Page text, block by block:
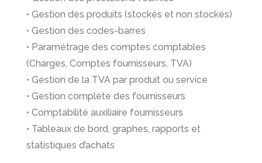
• Gestion des produits (stockés et non stockés)
• Gestion des codes-barres
• Paramétrage des comptes comptables
(Charges, Comptes fournisseurs, TVA)
• Gestion de la TVA par produit ou service
• Gestion complète des fournisseurs
• Comptabilité auxiliaire fournisseurs
• Tableaux de bord, graphes, rapports et
statistiques d’achats